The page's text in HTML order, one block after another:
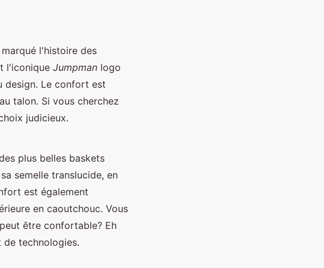
l'histoire des
l'iconique Jumpman logo
design. Le confort est
talon. Si vous cherchez
judicieux.
plus belles baskets
semelle translucide, en
est également
en caoutchouc. Vous
être confortable? Eh
de technologies.